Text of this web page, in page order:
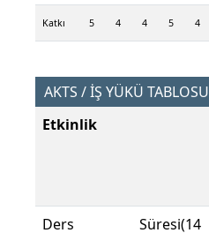
Katkı 5 4 4 5 4
AKTS / İŞ YÜKÜ TABLOSU
Etkinlik
Ders Süresi(14